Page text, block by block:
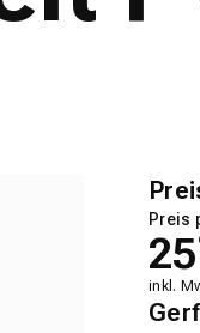
Preis
25
inkl.